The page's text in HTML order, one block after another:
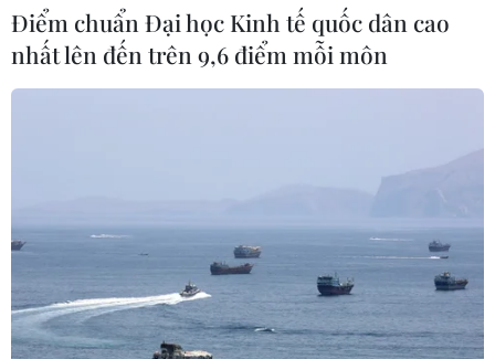
Điểm chuẩn Đại học Kinh tế quốc dân cao
nhất lên đến trên 9,6 điểm mỗi môn